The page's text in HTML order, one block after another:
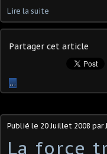
Lire la suite
Partager cet article
…
Publié le 20 Juillet 2008 par
La force